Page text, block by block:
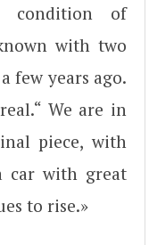
condition of
with two
few years ago.
We are in
piece, with
car with great
to rise.»